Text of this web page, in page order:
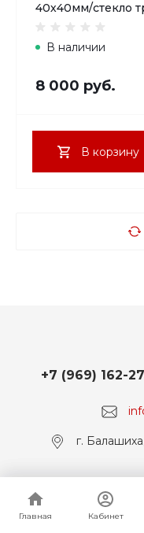
Главная Кабинет
Главная Кабинет
40х40мм/стекло
В наличии
8 000 руб.
В корзину
+7 (969) 162-
г.
© 2017-2026